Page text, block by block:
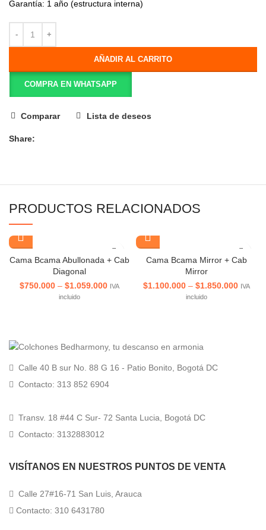
Garantía: 1 año (estructura interna)
AÑADIR AL CARRITO
COMPRA EN WHATSAPP
Comparar Lista de deseos
Share:
PRODUCTOS RELACIONADOS
Cama Bcama Abullonada + Cab
Diagonal
$750.000 – $1.059.000Price
IVA
incluido
Cama Bcama Mirror + Cab
Mirror
$1.100.000 – $1.850.000Price
IVA
incluido
Calle 40 B sur No. 88 G 16 - Patio Bonito, Bogotá DC
Contacto: 313 852 6904
Transv. 18 #44 C Sur- 72 Santa Lucia, Bogotá DC
Contacto: 3132883012
VISÍTANOS EN NUESTROS PUNTOS DE VENTA
Calle 27#16-71 San Luis, Arauca
Contacto: 310 6431780